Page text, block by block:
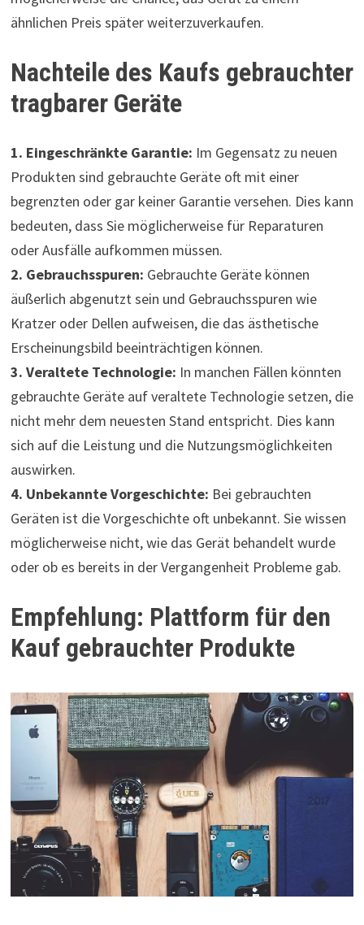
ähnlichen Preis später weiterzuverkaufen.
Nachteile des Kaufs gebrauchter
tragbarer Geräte
1. Eingeschränkte Garantie: Im Gegensatz zu neuen
Produkten sind gebrauchte Geräte oft mit einer
begrenzten oder gar keiner Garantie versehen. Dies kann
bedeuten, dass Sie möglicherweise für Reparaturen
oder Ausfälle aufkommen müssen.
2. Gebrauchsspuren: Gebrauchte Geräte können
äußerlich abgenutzt sein und Gebrauchsspuren wie
Kratzer oder Dellen aufweisen, die das ästhetische
Erscheinungsbild beeinträchtigen können.
3. Veraltete Technologie: In manchen Fällen könnten
gebrauchte Geräte auf veraltete Technologie setzen, die
nicht mehr dem neuesten Stand entspricht. Dies kann
sich auf die Leistung und die Nutzungsmöglichkeiten
auswirken.
4. Unbekannte Vorgeschichte: Bei gebrauchten
Geräten ist die Vorgeschichte oft unbekannt. Sie wissen
möglicherweise nicht, wie das Gerät behandelt wurde
oder ob es bereits in der Vergangenheit Probleme gab.
Empfehlung: Plattform für den
Kauf gebrauchter Produkte